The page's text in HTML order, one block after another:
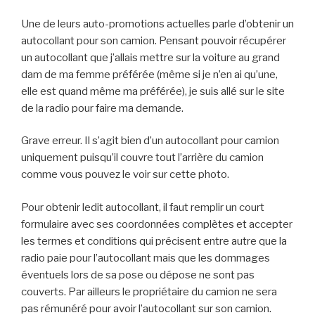
Une de leurs auto-promotions actuelles parle d’obtenir un
autocollant pour son camion. Pensant pouvoir récupérer
un autocollant que j’allais mettre sur la voiture au grand
dam de ma femme préférée (même si je n’en ai qu’une,
elle est quand même ma préférée), je suis allé sur le site
de la radio pour faire ma demande.
Grave erreur. Il s’agit bien d’un autocollant pour camion
uniquement puisqu’il couvre tout l’arrière du camion
comme vous pouvez le voir sur cette photo.
Pour obtenir ledit autocollant, il faut remplir un court
formulaire avec ses coordonnées complètes et accepter
les termes et conditions qui précisent entre autre que la
radio paie pour l’autocollant mais que les dommages
éventuels lors de sa pose ou dépose ne sont pas
couverts. Par ailleurs le propriétaire du camion ne sera
pas rémunéré pour avoir l’autocollant sur son camion.